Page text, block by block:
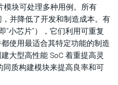
模块可处理多种用例。所有
并降低了开发和制造成本。有
“小芯片”），它们利用可重复
使用最适合其特定功能的制造
大型高性能 SoC 着重提高灵
同质构建模块来提高良率和可